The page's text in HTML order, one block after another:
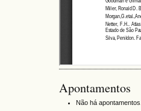
Apontamentos
Não há apontamentos.